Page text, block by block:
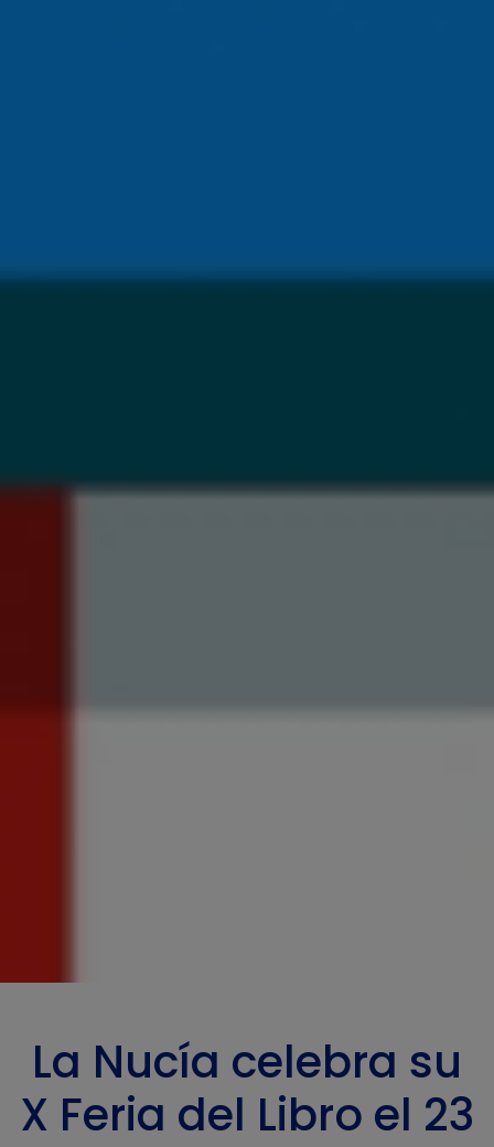
La Nucía celebra su
X Feria del Libro el 23